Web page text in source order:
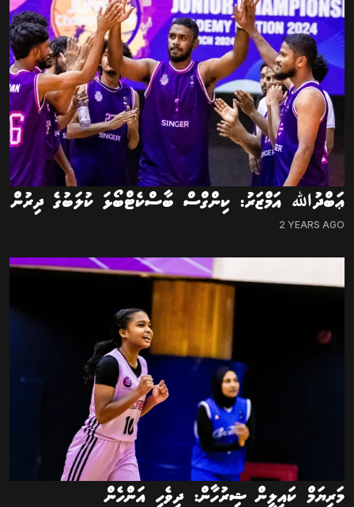
ޢަބްދުﷲ އަމްޒަރު: ކިންގްސް ބާސްކެޓްބޯޅަ ކުލަބުގެ ދިރުން
2 YEARS AGO
މަރިޔަމް ކައިލީން ޝިރުހާން: ދިވެހި އަންހެން